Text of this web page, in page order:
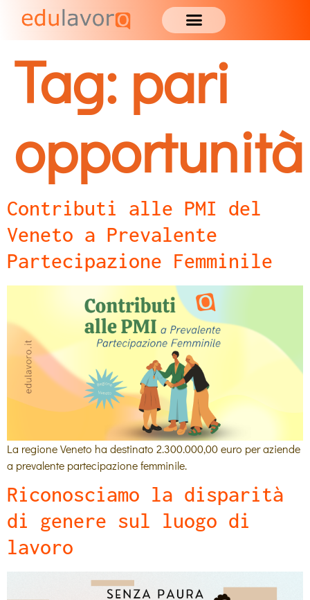
Tag: pari
opportunità
Contributi alle PMI del
Veneto a Prevalente
Partecipazione Femminile
La regione Veneto ha destinato 2.300.000,00 euro per aziende
a prevalente partecipazione femminile.
Riconosciamo la disparità
di genere sul luogo di
lavoro